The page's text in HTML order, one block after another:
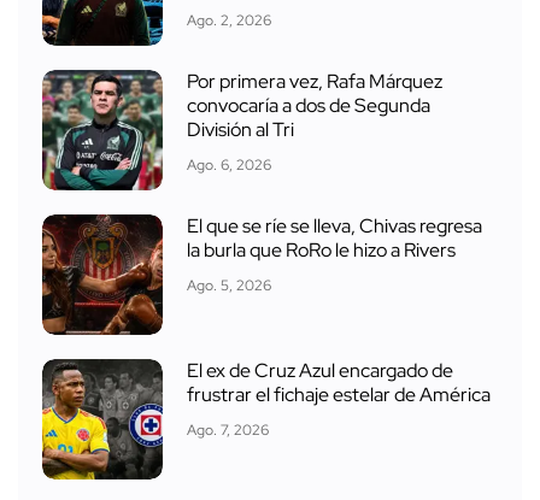
Ago. 2, 2026
Por primera vez, Rafa Márquez
convocaría a dos de Segunda
División al Tri
Ago. 6, 2026
El que se ríe se lleva, Chivas regresa
la burla que RoRo le hizo a Rivers
Ago. 5, 2026
El ex de Cruz Azul encargado de
frustrar el fichaje estelar de América
Ago. 7, 2026